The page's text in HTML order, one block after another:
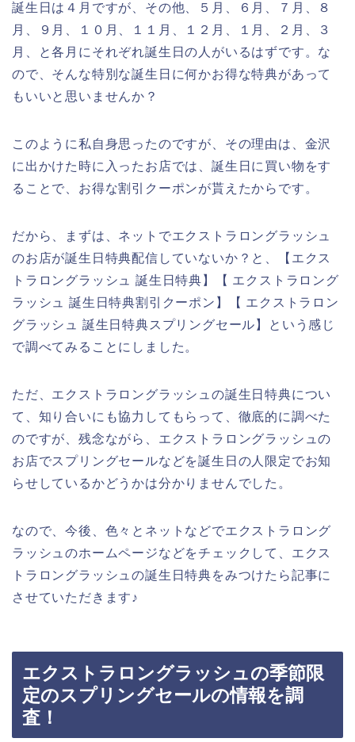
誕生日は４月ですが、その他、５月、６月、７月、８
月、９月、１０月、１１月、１２月、１月、２月、３
月、と各月にそれぞれ誕生日の人がいるはずです。な
ので、そんな特別な誕生日に何かお得な特典があって
もいいと思いませんか？
このように私自身思ったのですが、その理由は、金沢
に出かけた時に入ったお店では、誕生日に買い物をす
ることで、お得な割引クーポンが貰えたからです。
だから、まずは、ネットでエクストラロングラッシュ
のお店が誕生日特典配信していないか？と、【エクス
トラロングラッシュ 誕生日特典】【 エクストラロング
ラッシュ 誕生日特典割引クーポン】【 エクストラロン
グラッシュ 誕生日特典スプリングセール】という感じ
で調べてみることにしました。
ただ、エクストラロングラッシュの誕生日特典につい
て、知り合いにも協力してもらって、徹底的に調べた
のですが、残念ながら、エクストラロングラッシュの
お店でスプリングセールなどを誕生日の人限定でお知
らせしているかどうかは分かりませんでした。
なので、今後、色々とネットなどでエクストラロング
ラッシュのホームページなどをチェックして、エクス
トラロングラッシュの誕生日特典をみつけたら記事に
させていただきます♪
エクストラロングラッシュの季節限
定のスプリングセールの情報を調
査！